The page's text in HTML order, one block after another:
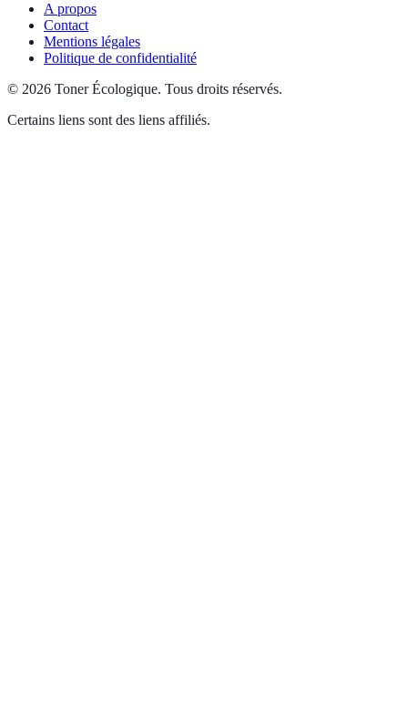
A propos
Contact
Mentions légales
Politique de confidentialité
© 2026 Toner Écologique. Tous droits réservés.
Certains liens sont des liens affiliés.